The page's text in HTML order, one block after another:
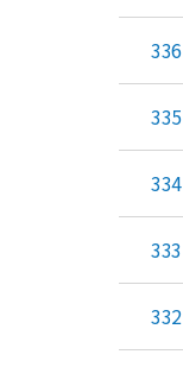
336
335
334
333
332